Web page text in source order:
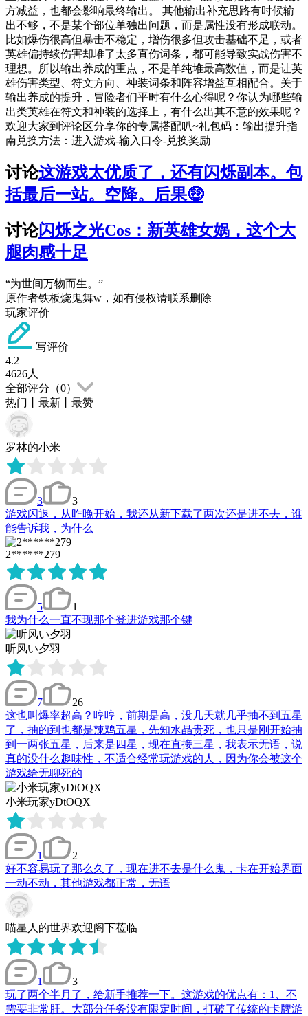
方减益，也都会影响最终输出。 其他输出补充思路有时候输
出不够，不是某个部位单独出问题，而是属性没有形成联动。
比如爆伤很高但暴击不稳定，增伤很多但攻击基础不足，或者
英雄偏持续伤害却堆了太多直伤词条，都可能导致实战伤害不
理想。所以输出养成的重点，不是单纯堆最高数值，而是让英
雄伤害类型、符文方向、神装词条和阵容增益互相配合。关于
输出养成的提升，冒险者们平时有什么心得呢？你认为哪些输
出类英雄在符文和神装的选择上，有什么出其不意的效果呢？
欢迎大家到评论区分享你的专属搭配叭~礼包码：输出提升指
南兑换方法：进入游戏-输入口令-兑换奖励
讨论这游戏太优质了，还有闪烁副本。包
括最后一站。空降。后果🤑
讨论闪烁之光Cos：新英雄女娲，这个大
腿肉感十足
“为世间万物而生。”
原作者铁板烧鬼舞w，如有侵权请联系删除
玩家评价
写评价
4.2
4626人
全部评分（0）
热门
最新 最赞
罗林的小米
3
3
游戏闪退，从昨晚开始，我还从新下载了两次还是进不去，谁
能告诉我，为什么
2******279
5
1
我为什么一直不现那个登进游戏那个键
听风い夕羽
7
26
这也叫爆率超高？哼哼，前期是高，没几天就几乎抽不到五星
了，抽的到也都是辣鸡五星，先知水晶贵死，也只是刚开始抽
到一两张五星，后来是四星，现在直接三星，我表示无语，说
真的没什么趣味性，不适合经常玩游戏的人，因为你会被这个
游戏给无聊死的
小米玩家yDtOQX
1
2
好不容易玩了那么久了，现在进不去是什么鬼，卡在开始界面
一动不动，其他游戏都正常，无语
喵星人的世界欢迎阁下莅临
1
3
玩了两个半月了，给新手推荐一下。这游戏的优点有：1、不
需要非常肝。大部分任务没有限定时间，打破了传统的卡牌游